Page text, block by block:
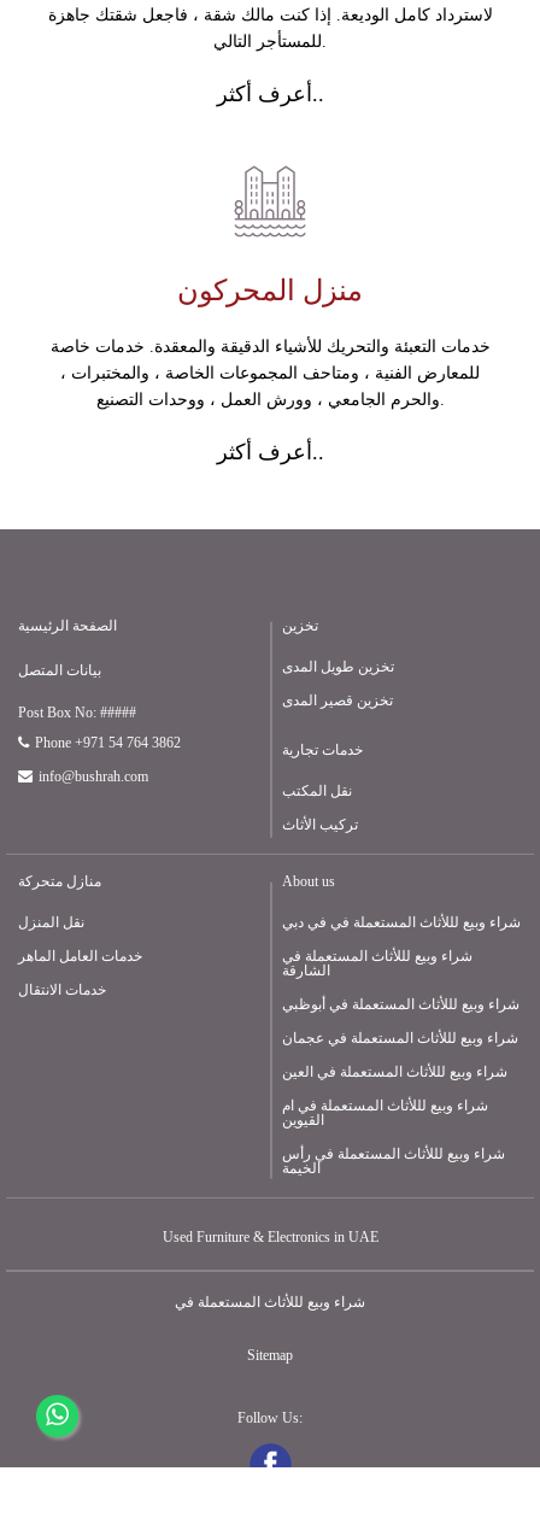
لاسترداد كامل الوديعة. إذا كنت مالك شقة ، فاجعل شقتك جاهزة
للمستأجر التالي.
أعرف أكثر..
منزل المحركون
خدمات التعبئة والتحريك للأشياء الدقيقة والمعقدة. خدمات خاصة
للمعارض الفنية ، ومتاحف المجموعات الخاصة ، والمختبرات ،
والحرم الجامعي ، وورش العمل ، ووحدات التصنيع.
أعرف أكثر..
الصفحة الرئيسية
بيانات المتصل
Post Box No: #####
Phone +971 54 764 3862
info@bushrah.com
تخزين
تخزين طويل المدى
تخزين قصير المدى
خدمات تجارية
نقل المكتب
تركيب الأثاث
منازل متحركة
نقل المنزل
خدمات العامل الماهر
خدمات الانتقال
About us
شراء وبيع لللأثاث المستعملة في في دبي
شراء وبيع لللأثاث المستعملة في
الشارقة
شراء وبيع لللأثاث المستعملة في أبوظبي
شراء وبيع لللأثاث المستعملة في عجمان
شراء وبيع لللأثاث المستعملة في العين
شراء وبيع لللأثاث المستعملة في ام
القيوين
شراء وبيع لللأثاث المستعملة في رأس
الخيمة
Used Furniture & Electronics in UAE
شراء وبيع لللأثاث المستعملة في
Sitemap
Follow Us: